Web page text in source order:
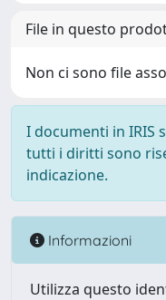
File in questo
Non ci sono file
I documenti in IRIS
tutti i diritti sono
indicazione.
Informazioni
Utilizza questo